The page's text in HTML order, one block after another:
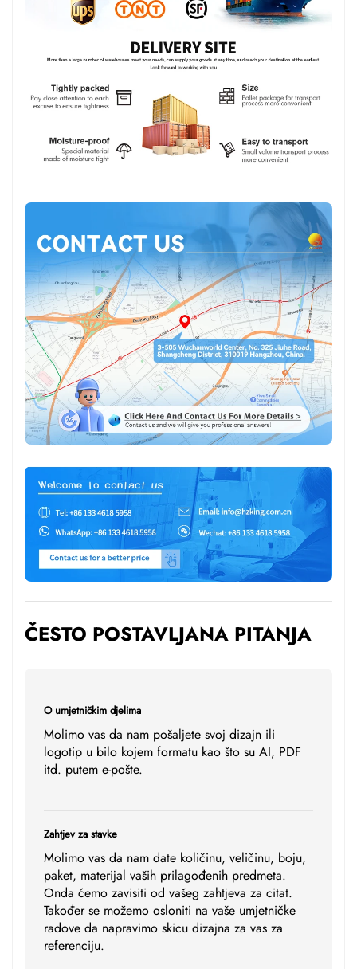
ČESTO POSTAVLJANA PITANJA
O umjetničkim djelima
Molimo vas da nam pošaljete svoj dizajn ili
logotip u bilo kojem formatu kao što su AI, PDF
itd. putem e-pošte.
Zahtjev za stavke
Molimo vas da nam date količinu, veličinu, boju,
paket, materijal vaših prilagođenih predmeta.
Onda ćemo zavisiti od vašeg zahtjeva za citat.
Također se možemo osloniti na vaše umjetničke
radove da napravimo skicu dizajna za vas za
referenciju.